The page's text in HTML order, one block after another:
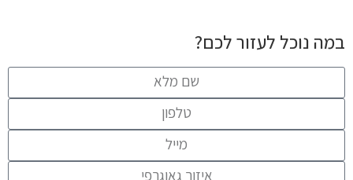
במה נוכל לעזור לכם?